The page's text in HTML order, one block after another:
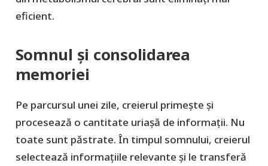
eficient.
Somnul și consolidarea
memoriei
Pe parcursul unei zile, creierul primește și
procesează o cantitate uriașă de informații. Nu
toate sunt păstrate. În timpul somnului, creierul
selectează informațiile relevante și le transferă